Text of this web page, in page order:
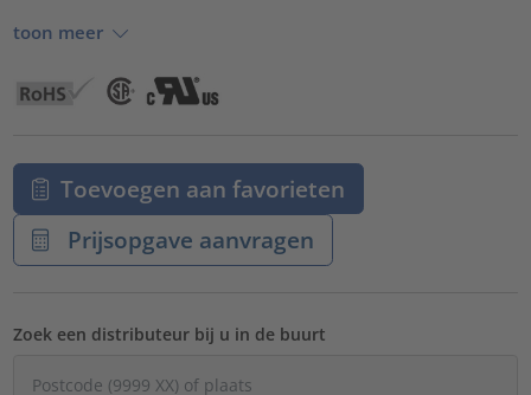
toon meer
Toevoegen aan favorieten
Prijsopgave aanvragen
Zoek een distributeur bij u in de buurt